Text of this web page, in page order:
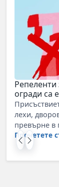
Репеленти
огради са
лехи,
превърне в
Прочетете